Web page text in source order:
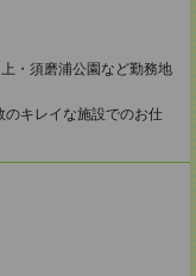
・須磨浦公園など勤務地
キレイな施設でのお仕